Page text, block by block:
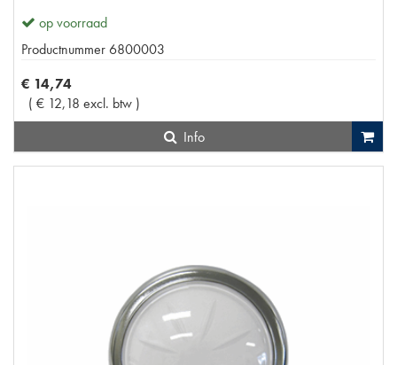
op voorraad
Productnummer 6800003
€ 14,74
( € 12,18 excl. btw )
Info